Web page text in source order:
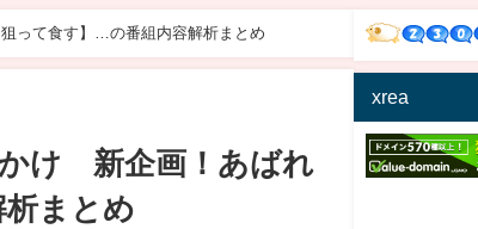
って食す】…の番組内容解析まとめ
け 新企画！あばれ
まとめ
xrea